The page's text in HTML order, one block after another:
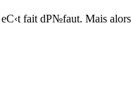
fait dР№faut. Mais